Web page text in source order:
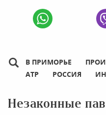
В ПРИМОРЬЕ
АТР
РОССИЯ
Незаконные